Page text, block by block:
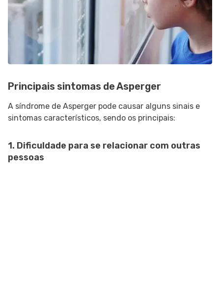
Principais sintomas de Asperger
A síndrome de Asperger pode causar alguns sinais e
sintomas característicos, sendo os principais:
1. Dificuldade para se relacionar com outras
pessoas